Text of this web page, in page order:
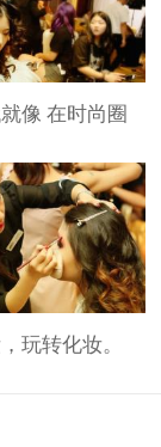
像 在时尚圈
玩转化妆。